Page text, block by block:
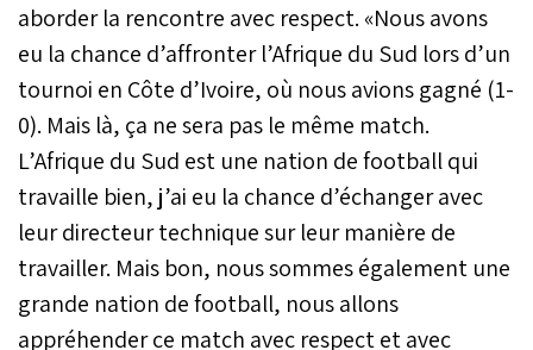
aborder la rencontre avec respect. «Nous avons
eu la chance d’affronter l’Afrique du Sud lors d’un
tournoi en Côte d’Ivoire, où nous avions gagné (1-
0). Mais là, ça ne sera pas le même match.
L’Afrique du Sud est une nation de football qui
travaille bien, j’ai eu la chance d’échanger avec
leur directeur technique sur leur manière de
travailler. Mais bon, nous sommes également une
grande nation de football, nous allons
appréhender ce match avec respect et avec